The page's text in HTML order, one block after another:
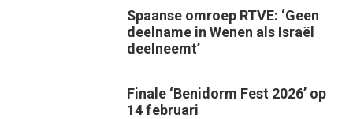
Spaanse omroep RTVE: ‘Geen
deelname in Wenen als Israël
deelneemt’
Finale ‘Benidorm Fest 2026’ op
14 februari